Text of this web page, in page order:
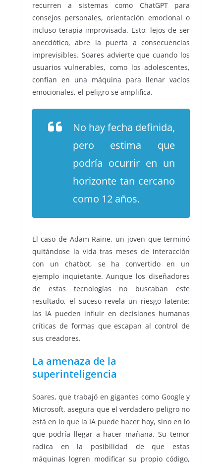
recurren a sistemas como ChatGPT para
consejos personales, orientación emocional o
incluso terapia improvisada. Esto, lejos de ser
anecdótico, abre la puerta a consecuencias
imprevisibles. Soares advierte que cuando los
usuarios vulnerables, como los adolescentes,
confían en una máquina para llenar vacíos
emocionales, el peligro se amplifica.
No hay fecha definida,
pero estima que
podría ocurrir en un
horizonte tan cercano
como 12 años.
El caso de Adam Raine, un joven que terminó
quitándose la vida tras meses de interacción
con un chatbot, se ha convertido en un
ejemplo inquietante. Aunque los diseñadores
de estas tecnologías no buscaban este
resultado, el suceso revela un riesgo latente:
las IA pueden influir en decisiones humanas
críticas de formas que escapan al control de
sus creadores.
La amenaza de la
superinteligencia
Soares, que trabajó en gigantes como Google y
Microsoft, asegura que el verdadero peligro no
está en lo que la IA puede hacer hoy, sino en lo
que podría llegar a hacer mañana. Su temor
radica en la posibilidad de que estas
máquinas logren modificar su propio código,